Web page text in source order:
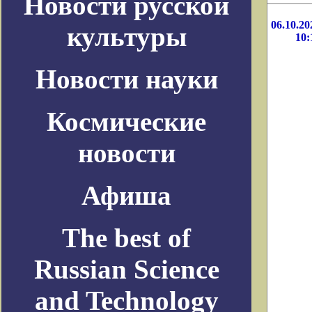
культуры
Новости науки
Космические
новости
Афиша
The best of
Russian Science
and Technology